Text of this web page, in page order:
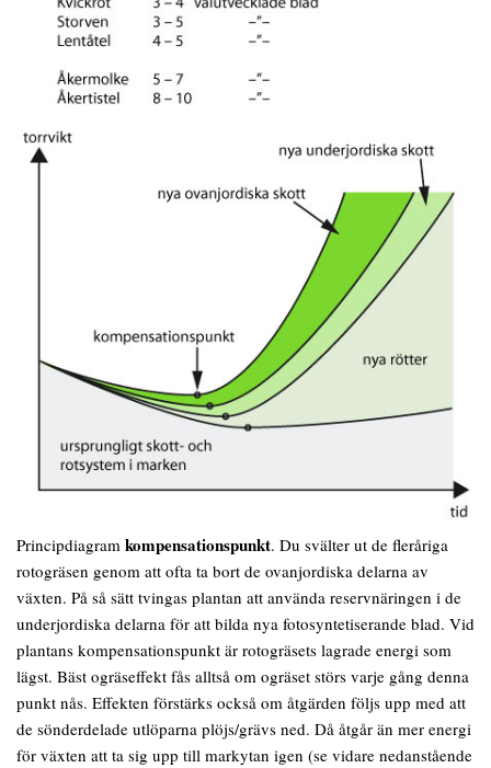
Principdiagram kompensationspunkt. Du svälter ut de fleråriga
rotogräsen genom att ofta ta bort de ovanjordiska delarna av
växten. På så sätt tvingas plantan att använda reservnäringen i de
underjordiska delarna för att bilda nya fotosyntetiserande blad. Vid
plantans kompensationspunkt är rotogräsets lagrade energi som
lägst. Bäst ogräseffekt fås alltså om ogräset störs varje gång denna
punkt nås. Effekten förstärks också om åtgärden följs upp med att
de sönderdelade utlöparna plöjs/grävs ned. Då åtgår än mer energi
för växten att ta sig upp till markytan igen (se vidare nedanstående